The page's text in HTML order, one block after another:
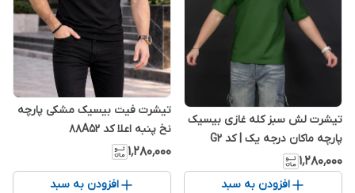
تیشرت لش سبز کله غازی بیسیک
پارچه ماکان درجه یک | کد G2
۱٬۲۸۰٬۰۰۰
افزودن به سبد
تیشرت فیت بیسیک مشکی پارچه
نخ پنبه اعلا کد 88A52
۱٬۲۸۰٬۰۰۰
افزودن به سبد